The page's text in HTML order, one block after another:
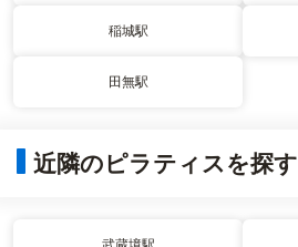
稲城駅
田無駅
近隣のピラティスを探す